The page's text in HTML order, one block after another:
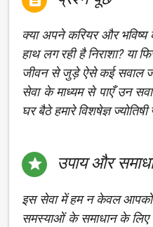
क्या अपने करियर और भविष्य
हाथ लग रही है निराशा? या
जीवन से जुड़े ऐसे कई सवाल
सेवा के माध्यम से पाएँ उन
घर बैठे हमारे विशषेज्ञ
 उपाय और
इस सेवा में हम न केवल आपको
समस्याओं के समाधान के लिए